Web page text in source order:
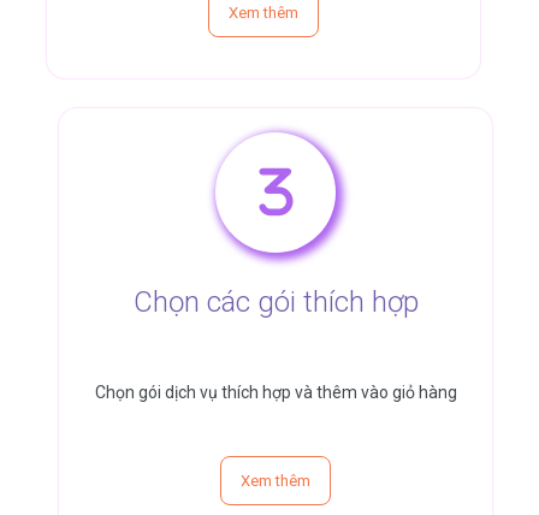
Xem thêm
Chọn các gói thích hợp
Chọn gói dịch vụ thích hợp và thêm vào giỏ hàng
Xem thêm